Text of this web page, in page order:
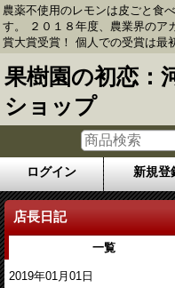
農薬不使用のレモンは皮ごと食
す。 ２０１８年度、農業界のア
賞大賞受賞！ 個人での受賞は最
果樹園の初恋：
ショップ
ログイン 新規登
店長日記
一覧
2019年01月01日